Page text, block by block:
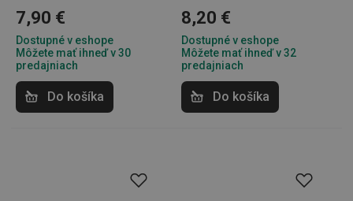
7,90 €
Dostupné v eshope
Môžete mať ihneď v 30
predajniach
Do košíka
8,20 €
Dostupné v eshope
Môžete mať ihneď v 32
predajniach
Do košíka